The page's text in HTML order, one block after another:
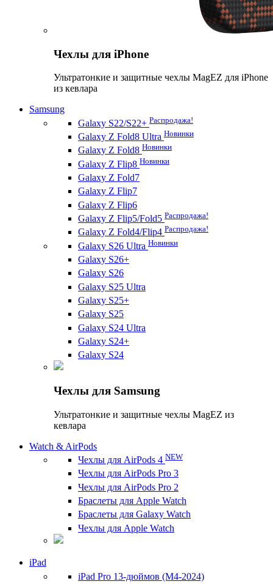
Чехлы для iPhone
Ультратонкие и защитные чехлы MagEZ для iPhone
из кевлара
Samsung
Galaxy S22/S22+ Распродажа!
Galaxy Z Fold8 Ultra Новинки
Galaxy Z Fold8 Новинки
Galaxy Z Flip8 Новинки
Galaxy Z Fold7
Galaxy Z Flip7
Galaxy Z Flip6
Galaxy Z Flip5/Fold5 Распродажа!
Galaxy Z Fold4/Flip4 Распродажа!
Galaxy S26 Ultra Новинки
Galaxy S26+
Galaxy S26
Galaxy S25 Ultra
Galaxy S25+
Galaxy S25
Galaxy S24 Ultra
Galaxy S24+
Galaxy S24
Чехлы для Samsung
Ультратонкие и защитные чехлы MagEZ из
кевлара
Watch & AirPods
Чехлы для AirPods 4 NEW
Чехлы для AirPods Pro 3
Чехлы для AirPods Pro 2
Браслеты для Apple Watch
Браслеты для Galaxy Watch
Чехлы для Apple Watch
iPad
iPad Pro 13-дюймов (M4-2024)